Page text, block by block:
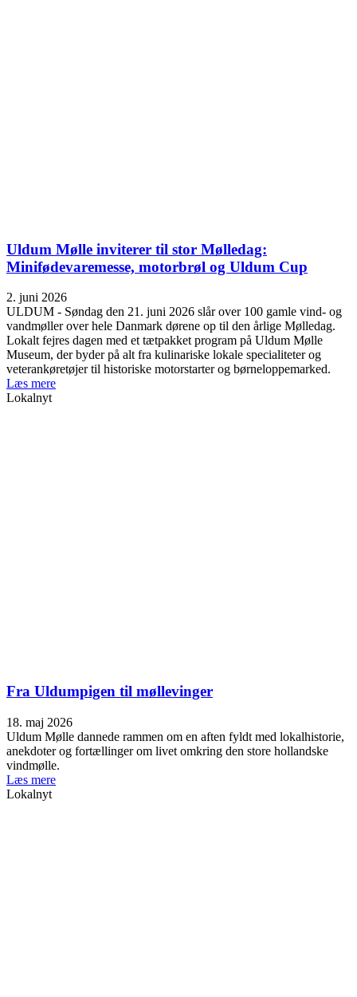
Uldum Mølle inviterer til stor Mølledag:
Minifødevaremesse, motorbrøl og Uldum Cup
2. juni 2026
ULDUM - Søndag den 21. juni 2026 slår over 100 gamle vind- og
vandmøller over hele Danmark dørene op til den årlige Mølledag.
Lokalt fejres dagen med et tætpakket program på Uldum Mølle
Museum, der byder på alt fra kulinariske lokale specialiteter og
veterankøretøjer til historiske motorstarter og børneloppemarked.
Læs mere
Lokalnyt
Fra Uldumpigen til møllevinger
18. maj 2026
Uldum Mølle dannede rammen om en aften fyldt med lokalhistorie,
anekdoter og fortællinger om livet omkring den store hollandske
vindmølle.
Læs mere
Lokalnyt